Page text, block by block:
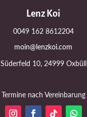
Lenz Koi
0049 162 8612204
moin@lenzkoi.com
Süderfeld 10, 24999 Oxbüll
Termine nach Vereinbarung